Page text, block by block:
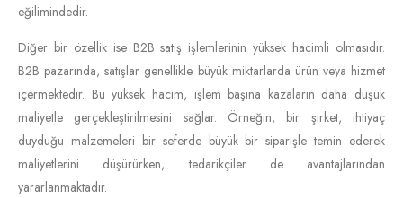
eğilimindedir.
Diğer bir özellik ise B2B satış işlemlerinin yüksek hacimli olmasıdır.
B2B pazarında, satışlar genellikle büyük miktarlarda ürün veya hizmet
içermektedir. Bu yüksek hacim, işlem başına kazaların daha düşük
maliyetle gerçekleştirilmesini sağlar. Örneğin, bir şirket, ihtiyaç
duyduğu malzemeleri bir seferde büyük bir siparişle temin ederek
maliyetlerini düşürürken, tedarikçiler de avantajlarından
yararlanmaktadır.